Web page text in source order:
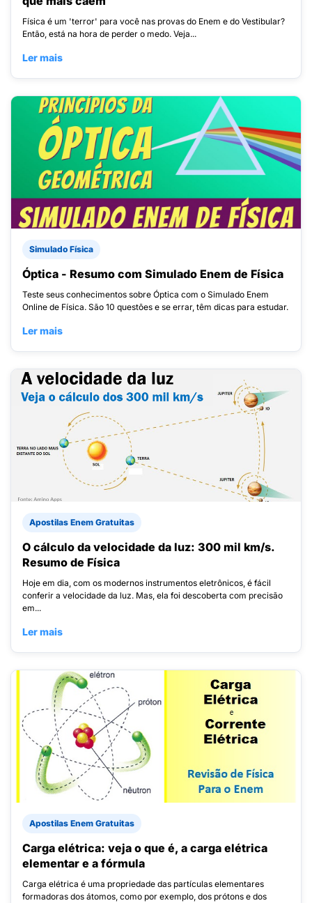
Física é um 'terror' para você nas provas do Enem e do Vestibular?
Então, está na hora de perder o medo. Veja...
Ler mais
Simulado Física
Óptica - Resumo com Simulado Enem de Física
Teste seus conhecimentos sobre Óptica com o Simulado Enem
Online de Física. São 10 questões e se errar, têm dicas para estudar.
Ler mais
Apostilas Enem Gratuitas
O cálculo da velocidade da luz: 300 mil km/s.
Resumo de Física
Hoje em dia, com os modernos instrumentos eletrônicos, é fácil
conferir a velocidade da luz. Mas, ela foi descoberta com precisão
em...
Ler mais
Apostilas Enem Gratuitas
Carga elétrica: veja o que é, a carga elétrica
elementar e a fórmula
Carga elétrica é uma propriedade das partículas elementares
formadoras dos átomos, como por exemplo, dos prótons e dos